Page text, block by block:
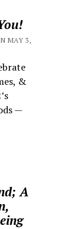
MAY 3,
&
—
A